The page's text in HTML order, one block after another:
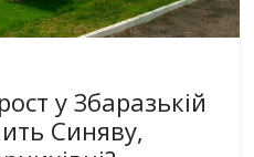
у Збаразькій
Синяву,